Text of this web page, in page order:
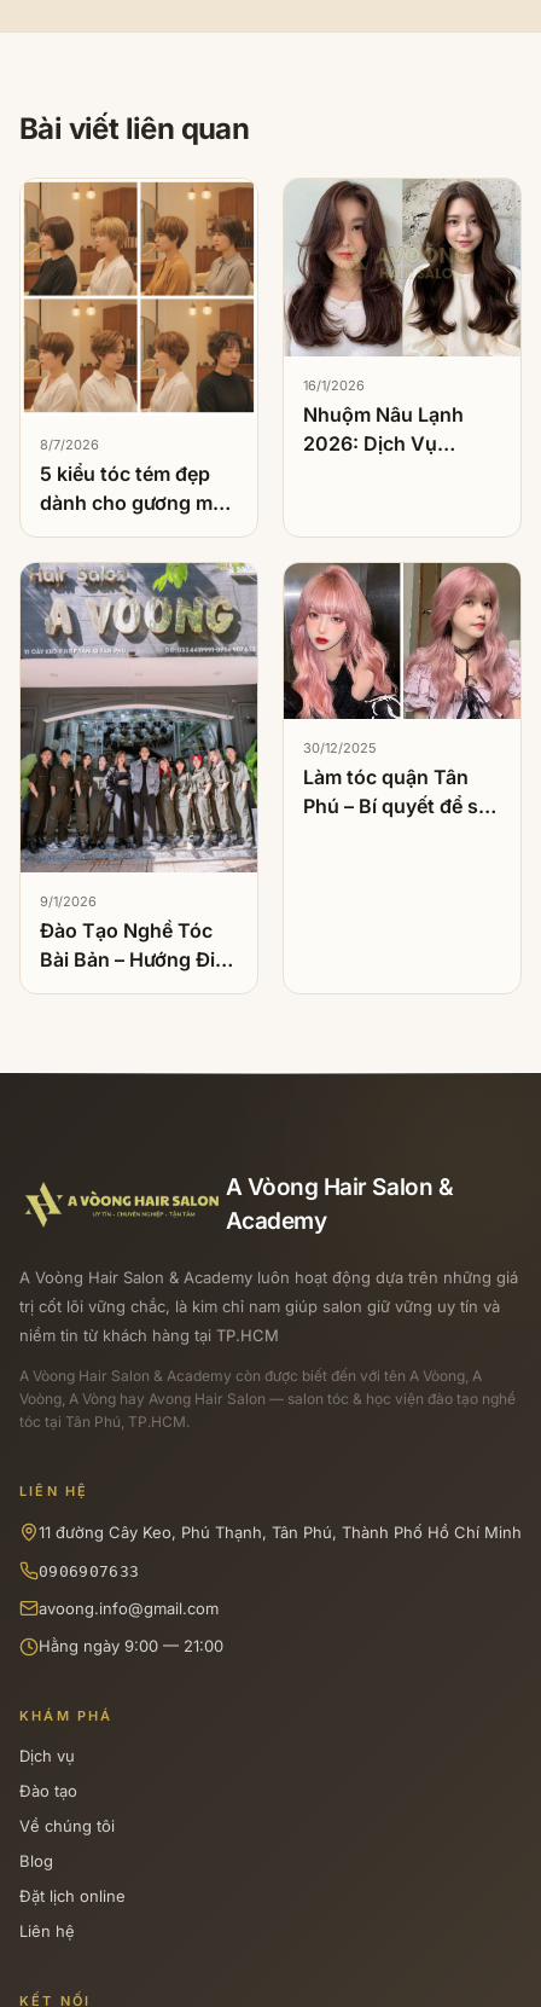
Bài viết liên quan
8/7/2026
5 kiểu tóc tém đẹp
dành cho gương mặt
tròn
16/1/2026
Nhuộm Nâu Lạnh
2026: Dịch Vụ
9/1/2026
Đào Tạo Nghề Tóc
Bài Bản – Hướng Đi
Bền Vững Cho Người
30/12/2025
Làm tóc quận Tân
Phú – Bí quyết để sở
A Vòong Hair Salon &
Academy
A Voòng Hair Salon & Academy luôn hoạt động dựa trên những giá
trị cốt lõi vững chắc, là kim chỉ nam giúp salon giữ vững uy tín và
niềm tin từ khách hàng tại TP.HCM
A Vòong Hair Salon & Academy còn được biết đến với tên A Vòong, A
Voòng, A Vòng hay Avong Hair Salon — salon tóc & học viện đào tạo nghề
tóc tại Tân Phú, TP.HCM.
LIÊN HỆ
11 đường Cây Keo, Phú Thạnh, Tân Phú, Thành Phố Hồ Chí Minh
0906907633
avoong.info@gmail.com
Hằng ngày 9:00 — 21:00
KHÁM PHÁ
Dịch vụ
Đào tạo
Về chúng tôi
Blog
Đặt lịch online
Liên hệ
KẾT NỐI